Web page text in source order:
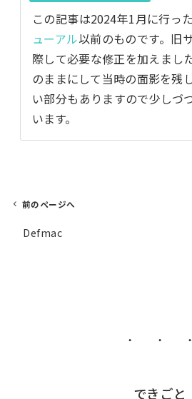
この記事は2024年1月に行った
ューアル以前のものです。旧
際して必要な修正を加えまし
のままにして当時の面影を残
い部分もありますので少しづ
います。
前のページへ
Defmac
・ ・ ・
できごと